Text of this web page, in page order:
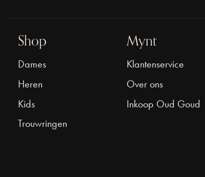
Shop
Dames
Heren
Kids
Trouwringen
Mynt
Klantenservice
Over ons
Inkoop Oud Goud